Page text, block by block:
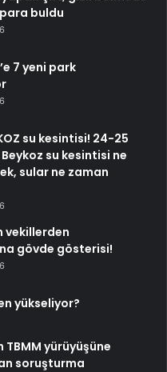
buldu
7 yeni park
su kesintisi! 24-25
Beykoz su kesintisi ne
sular ne zaman
vekillerden
gövde gösterisi!
yükseliyor?
TBMM yürüyüşüne
soruşturma